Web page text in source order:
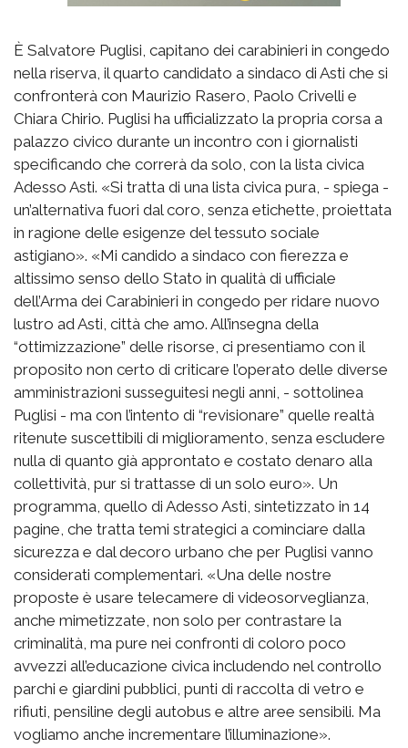
È Salvatore Puglisi, capitano dei carabinieri in congedo
nella riserva, il quarto candidato a sindaco di Asti che si
confronterà con Maurizio Rasero, Paolo Crivelli e
Chiara Chirio. Puglisi ha ufficializzato la propria corsa a
palazzo civico durante un incontro con i giornalisti
specificando che correrà da solo, con la lista civica
Adesso Asti. «Si tratta di una lista civica pura, - spiega -
un’alternativa fuori dal coro, senza etichette, proiettata
in ragione delle esigenze del tessuto sociale
astigiano». «Mi candido a sindaco con fierezza e
altissimo senso dello Stato in qualità di ufficiale
dell’Arma dei Carabinieri in congedo per ridare nuovo
lustro ad Asti, città che amo. All’insegna della
“ottimizzazione” delle risorse, ci presentiamo con il
proposito non certo di criticare l’operato delle diverse
amministrazioni susseguitesi negli anni, - sottolinea
Puglisi - ma con l’intento di “revisionare” quelle realtà
ritenute suscettibili di miglioramento, senza escludere
nulla di quanto già approntato e costato denaro alla
collettività, pur si trattasse di un solo euro». Un
programma, quello di Adesso Asti, sintetizzato in 14
pagine, che tratta temi strategici a cominciare dalla
sicurezza e dal decoro urbano che per Puglisi vanno
considerati complementari. «Una delle nostre
proposte è usare telecamere di videosorveglianza,
anche mimetizzate, non solo per contrastare la
criminalità, ma pure nei confronti di coloro poco
avvezzi all’educazione civica includendo nel controllo
parchi e giardini pubblici, punti di raccolta di vetro e
rifiuti, pensiline degli autobus e altre aree sensibili. Ma
vogliamo anche incrementare l’illuminazione».